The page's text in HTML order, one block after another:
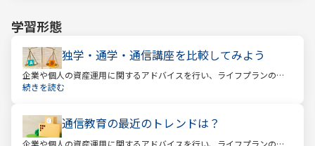
学習形態
独学・通学・通信講座を比較してみよう
企業や個人の資産運用に関するアドバイスを行い、ライフプランの設
計を提案するファイナンシャルプランナー。
続きを読む
通信教育の最近のトレンドは？
企業や個人の資産運用に関するアドバイスを行い、ライフプランの設